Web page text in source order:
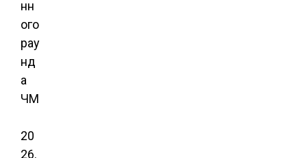
нн
ого
рау
нд
а
ЧМ
20
26.